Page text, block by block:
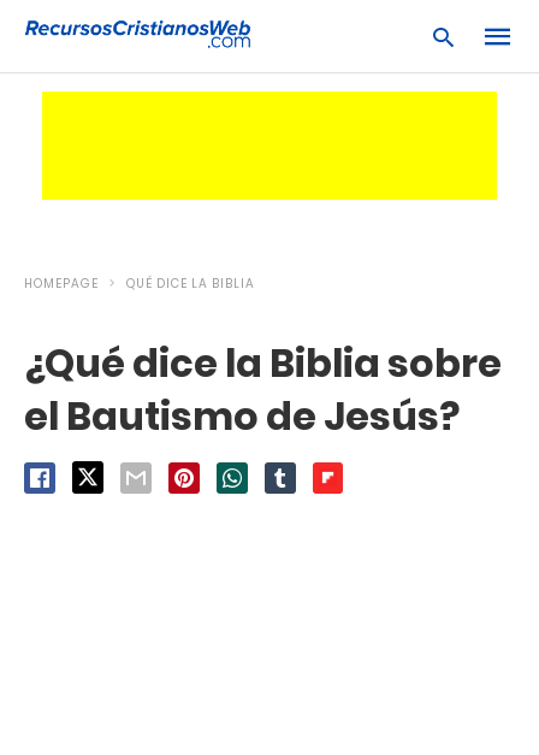
tu
HOMEPAGE QUÉ DICE LA BIBLIA
¿Qué dice la Biblia sobre
el Bautismo de Jesús?